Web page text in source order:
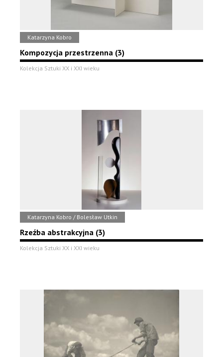
Katarzyna Kobro
Kompozycja przestrzenna (3)
Kolekcja Sztuki XX i XXI wieku
Katarzyna Kobro / Bolesław Utkin
Rzeźba abstrakcyjna (3)
Kolekcja Sztuki XX i XXI wieku